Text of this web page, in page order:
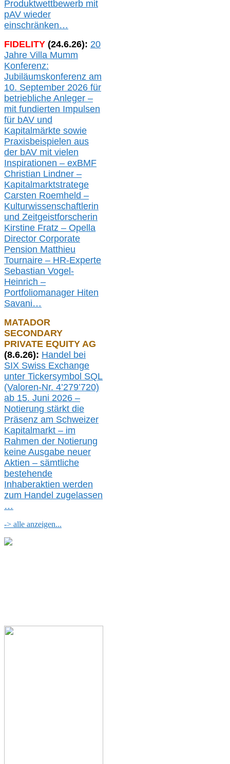
Produktwettbewerb mit
pAV wieder
einschränken…
FIDELITY (24.6.26): 20
Jahre Villa Mumm
Konferenz:
Jubiläumskonferenz am
10. September 2026 für
betriebliche Anleger –
mit fundierten Impulsen
für bAV und
Kapitalmärkte sowie
Praxisbeispielen aus
der bAV mit vielen
Inspirationen – exBMF
Christian Lindner –
Kapitalmarktstratege
Carsten Roemheld –
Kulturwissenschaftlerin
und Zeitgeistforscherin
Kirstine Fratz – Opella
Director Corporate
Pension Matthieu
Tournaire – HR-Experte
Sebastian Vogel-
Heinrich –
Portfoliomanager Hiten
Savani…
MATADOR
SECONDARY
PRIVATE EQUITY AG
(8.6.26): Handel bei
SIX Swiss Exchange
unter Tickersymbol SQL
(Valoren-Nr. 4’279’720)
ab 15. Juni 2026 –
Notierung stärkt die
Präsenz am Schweizer
Kapitalmarkt – im
Rahmen der Notierung
keine Ausgabe neuer
Aktien – sämtliche
bestehende
Inhaberaktien werden
zum Handel zugelassen
…
-> alle anzeigen...